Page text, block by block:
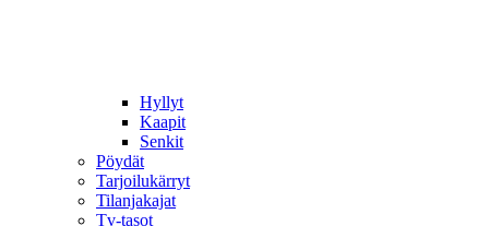
Hyllyt
Kaapit
Senkit
Pöydät
Tarjoilukärryt
Tilanjakajat
Tv-tasot